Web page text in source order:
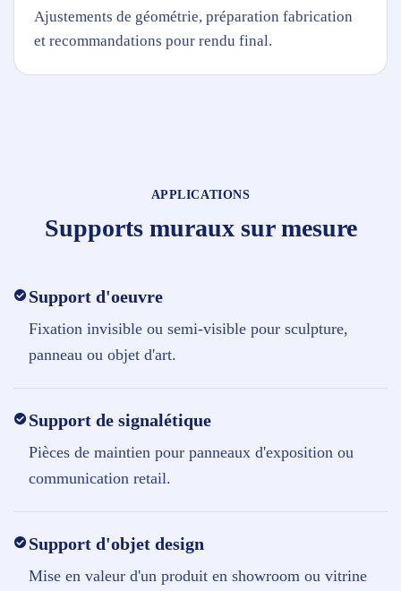
Ajustements de géométrie, préparation fabrication
et recommandations pour rendu final.
APPLICATIONS
Supports muraux sur mesure
Support d'oeuvre
Fixation invisible ou semi-visible pour sculpture,
panneau ou objet d'art.
Support de signalétique
Pièces de maintien pour panneaux d'exposition ou
communication retail.
Support d'objet design
Mise en valeur d'un produit en showroom ou vitrine